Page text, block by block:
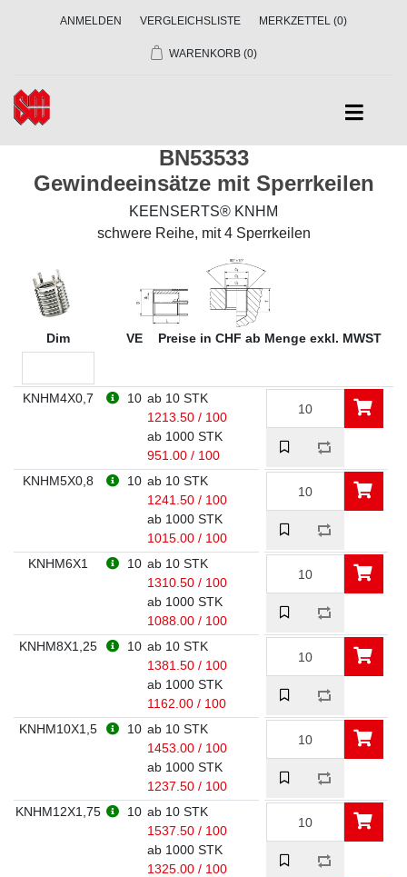
ANMELDEN VERGLEICHSLISTE MERKZETTEL (0)
WARENKORB (0)
BN53533
Gewindeeinsätze mit Sperrkeilen
KEENSERTS® KNHM
schwere Reihe, mit 4 Sperrkeilen
Dim VE Preise in CHF ab Menge exkl. MWST
KNHM4X0,7 10 ab 10 STK
1213.50 / 100
ab 1000 STK
951.00 / 100
KNHM5X0,8
10 ab 10 STK
1241.50 / 100
ab 1000 STK
1015.00 / 100
KNHM6X1
10 ab 10 STK
1310.50 / 100
ab 1000 STK
1088.00 / 100
KNHM8X1,25
10 ab 10 STK
1381.50 / 100
ab 1000 STK
1162.00 / 100
KNHM10X1,5
10 ab 10 STK
1453.00 / 100
ab 1000 STK
1237.50 / 100
KNHM12X1,75
10 ab 10 STK
1537.50 / 100
ab 1000 STK
1325.00 / 100